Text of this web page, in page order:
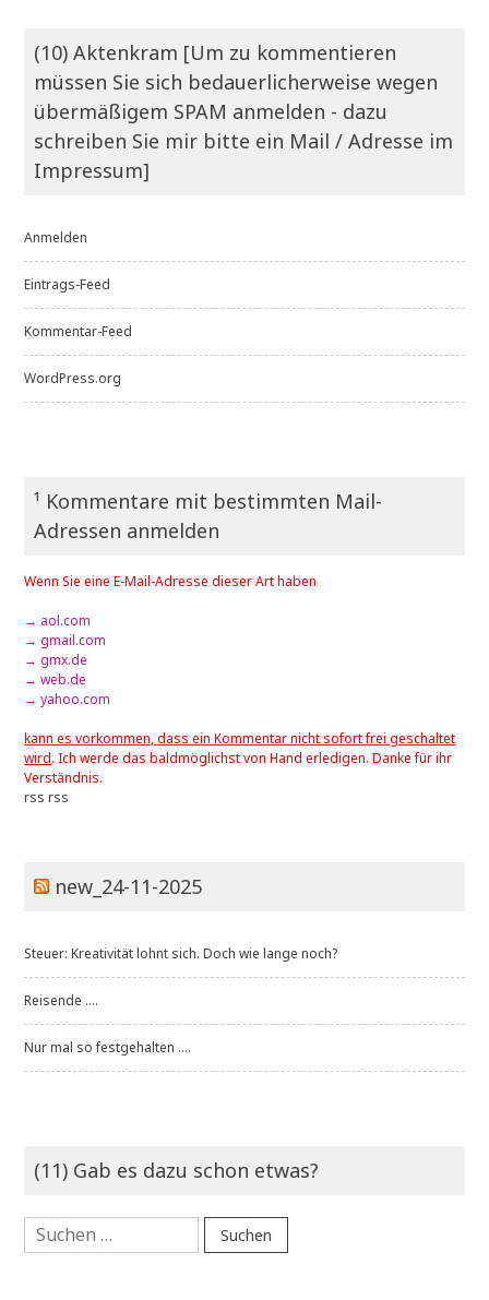
(10) Aktenkram [Um zu kommentieren
müssen Sie sich bedauerlicherweise wegen
übermäßigem SPAM anmelden - dazu
schreiben Sie mir bitte ein Mail / Adresse im
Impressum]
Anmelden
Eintrags-Feed
Kommentar-Feed
WordPress.org
¹ Kommentare mit bestimmten Mail-
Adressen anmelden
Wenn Sie eine E-Mail-Adresse dieser Art haben
→ aol.com
→ gmail.com
→ gmx.de
→ web.de
→ yahoo.com
kann es vorkommen, dass ein Kommentar nicht sofort frei geschaltet
wird. Ich werde das baldmöglichst von Hand erledigen. Danke für ihr
Verständnis.
rss rss
new_24-11-2025
Steuer: Kreativität lohnt sich. Doch wie lange noch?
Reisende ....
Nur mal so festgehalten ....
(11) Gab es dazu schon etwas?
Suchen
nach: